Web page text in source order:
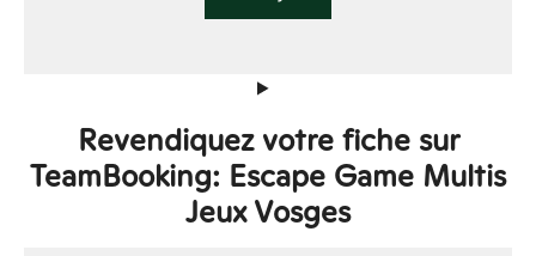
Revendiquez votre fiche sur
TeamBooking: Escape Game Multis
Jeux Vosges